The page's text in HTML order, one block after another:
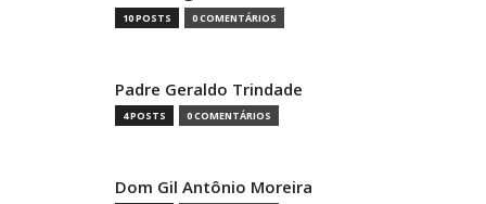
10 POSTS 0 COMENTÁRIOS
Padre Geraldo Trindade
4 POSTS 0 COMENTÁRIOS
Dom Gil Antônio Moreira